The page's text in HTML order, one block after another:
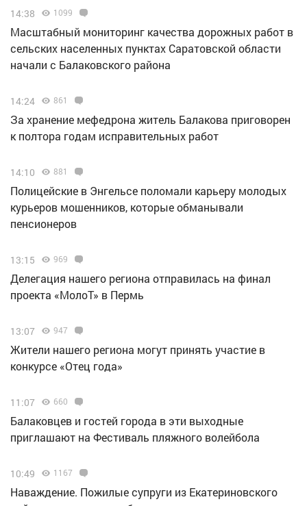
14:38 1099
Масштабный мониторинг качества дорожных работ в
сельских населенных пунктах Саратовской области
начали с Балаковского района
14:24 861
За хранение мефедрона житель Балакова приговорен
к полтора годам исправительных работ
14:10 881
Полицейские в Энгельсе поломали карьеру молодых
курьеров мошенников, которые обманывали
пенсионеров
13:15 969
Делегация нашего региона отправилась на финал
проекта «МолоТ» в Пермь
13:07 947
Жители нашего региона могут принять участие в
конкурсе «Отец года»
11:07 660
Балаковцев и гостей города в эти выходные
приглашают на Фестиваль пляжного волейбола
10:49 1167
Наваждение. Пожилые супруги из Екатериновского